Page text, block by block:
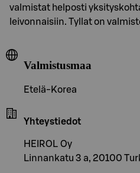
valmistat helposti
leivonnaisiin. Tyllat on
Valmistusmaa
Etelä-Korea
Yhteystiedot
HEIROL Oy
Linnankatu 3 a, 20100